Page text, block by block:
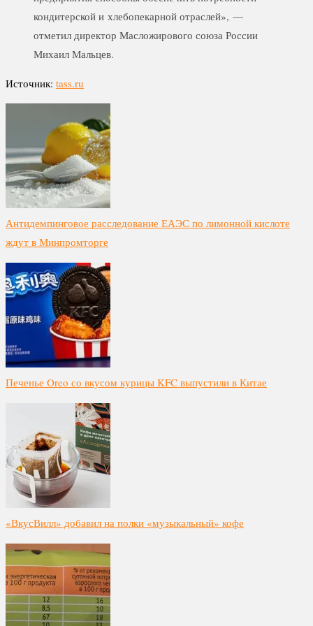
кондитерской и хлебопекарной отраслей», —
отметил директор Масложирового союза России
Михаил Мальцев.
Источник: tass.ru
Антидемпинговое расследование ЕАЭС по лимонной кислоте
ждут в Минпромторге
Печенье Oreo со вкусом курицы KFC выпустили в Китае
«ВкусВилл» добавил на полки «музыкальный» кофе